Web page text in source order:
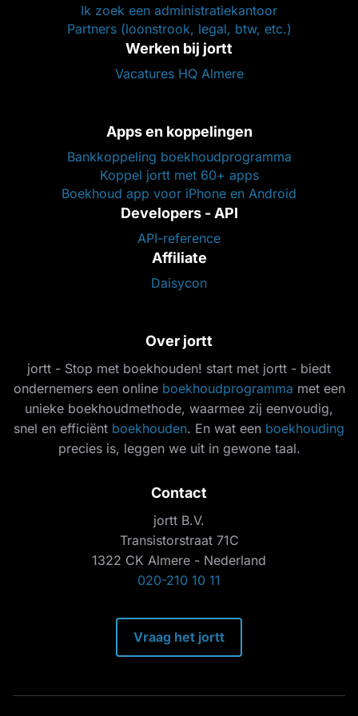
Ik zoek een administratiekantoor
Partners (loonstrook, legal, btw, etc.)
Werken bij jortt
Vacatures HQ Almere
Apps en koppelingen
Bankkoppeling boekhoudprogramma
Koppel jortt met 60+ apps
Boekhoud app voor iPhone en Android
Developers - API
API-reference
Affiliate
Daisycon
Over jortt
jortt - Stop met boekhouden! start met jortt - biedt
ondernemers een online boekhoudprogramma met een
unieke boekhoudmethode, waarmee zij eenvoudig,
snel en efficiënt boekhouden. En wat een boekhouding
precies is, leggen we uit in gewone taal.
Contact
jortt B.V.
Transistorstraat 71C
1322 CK Almere - Nederland
020-210 10 11
Vraag het jortt